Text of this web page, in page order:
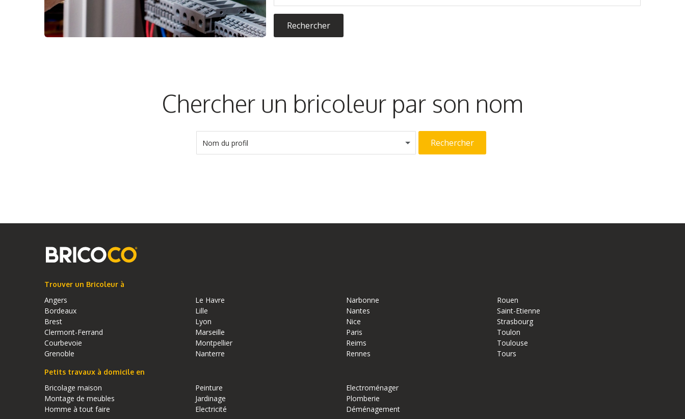
Rechercher
Chercher un bricoleur par son nom
Nom du profil Rechercher
Trouver un Bricoleur à
Angers
Bordeaux
Brest
Clermont-Ferrand
Courbevoie
Grenoble
Le Havre
Lille
Lyon
Marseille
Montpellier
Nanterre
Narbonne
Nantes
Nice
Paris
Reims
Rennes
Rouen
Saint-Etienne
Strasbourg
Toulon
Toulouse
Tours
Petits travaux à domicile en
Bricolage maison
Montage de meubles
Homme à tout faire
Peinture
Jardinage
Electricité
Electroménager
Plomberie
Déménagement